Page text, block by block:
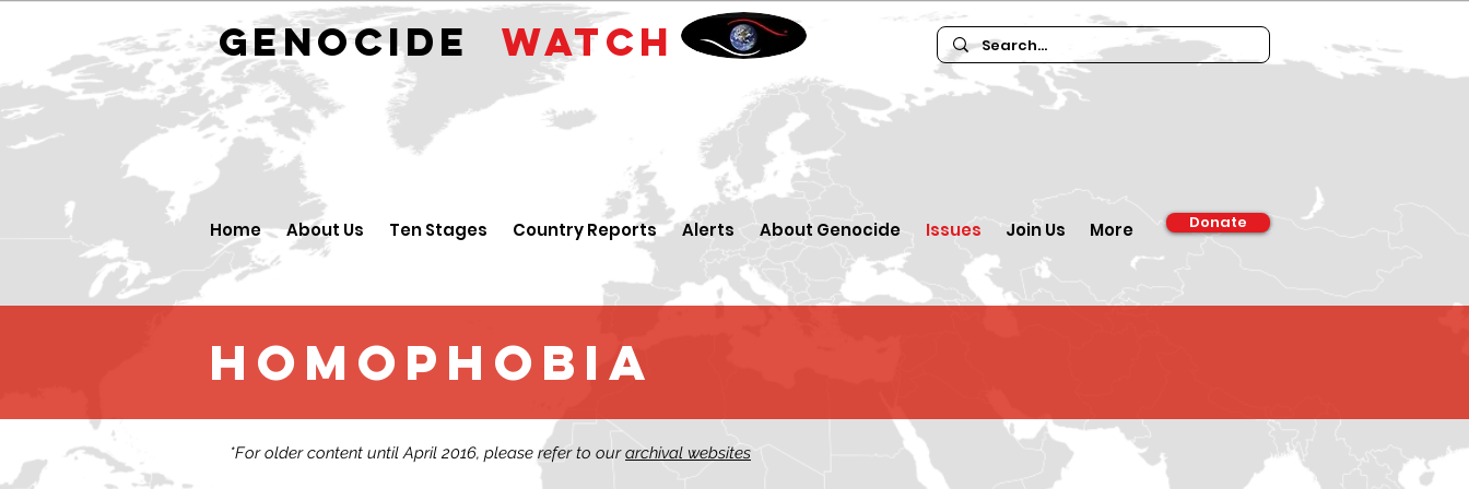
GENOCIDE WATCH
Home About Us Ten Stages Country Reports Alerts About Genocide Issues Join Us More Donate
Homophobia
*For older content until April 2016, please refer to ourarchival websites